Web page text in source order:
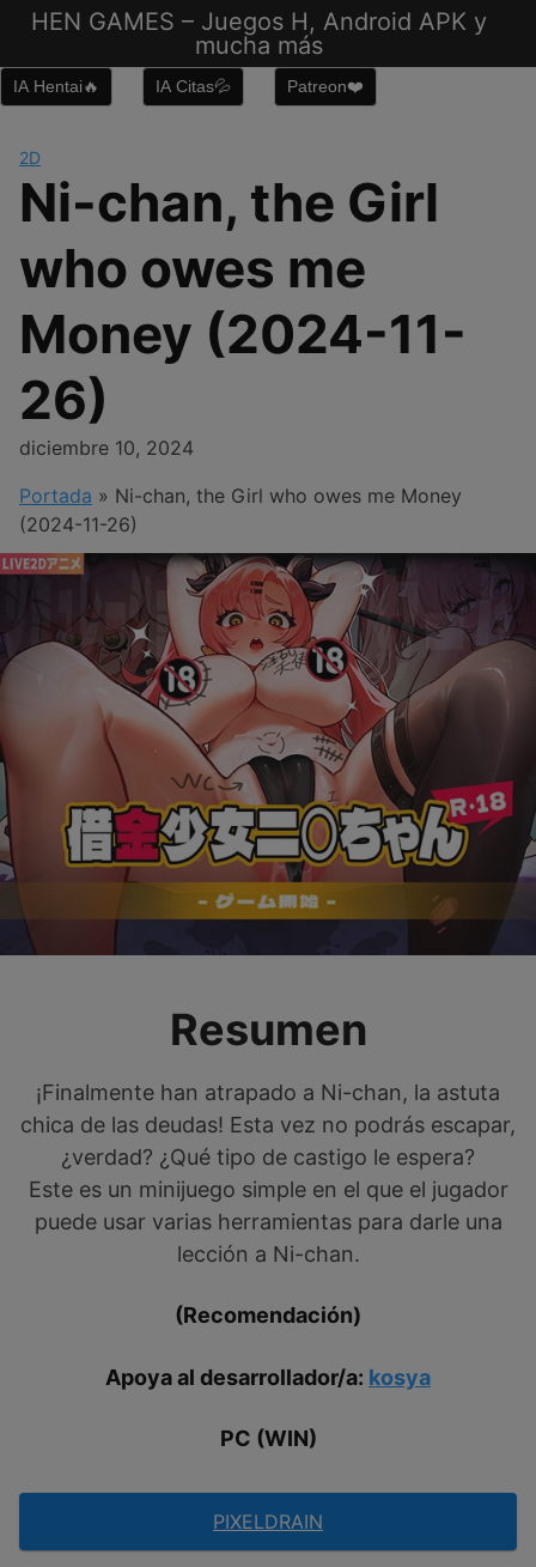
Saltar
contenido
HEN GAMES – Juegos H, Android APK y
mucha más
IA Hentai🔥 IA Citas💦 Patreon❤️
2D
Ni-chan, the Girl
who owes me
Money (2024-11-
26)
diciembre 10, 2024
Portada » Ni-chan, the Girl who owes me Money
(2024-11-26)
Resumen
¡Finalmente han atrapado a Ni-chan, la astuta
chica de las deudas! Esta vez no podrás escapar,
¿verdad? ¿Qué tipo de castigo le espera?
Este es un minijuego simple en el que el jugador
puede usar varias herramientas para darle una
lección a Ni-chan.
(Recomendación)
Apoya al desarrollador/a: kosya
PC (WIN)
PIXELDRAIN